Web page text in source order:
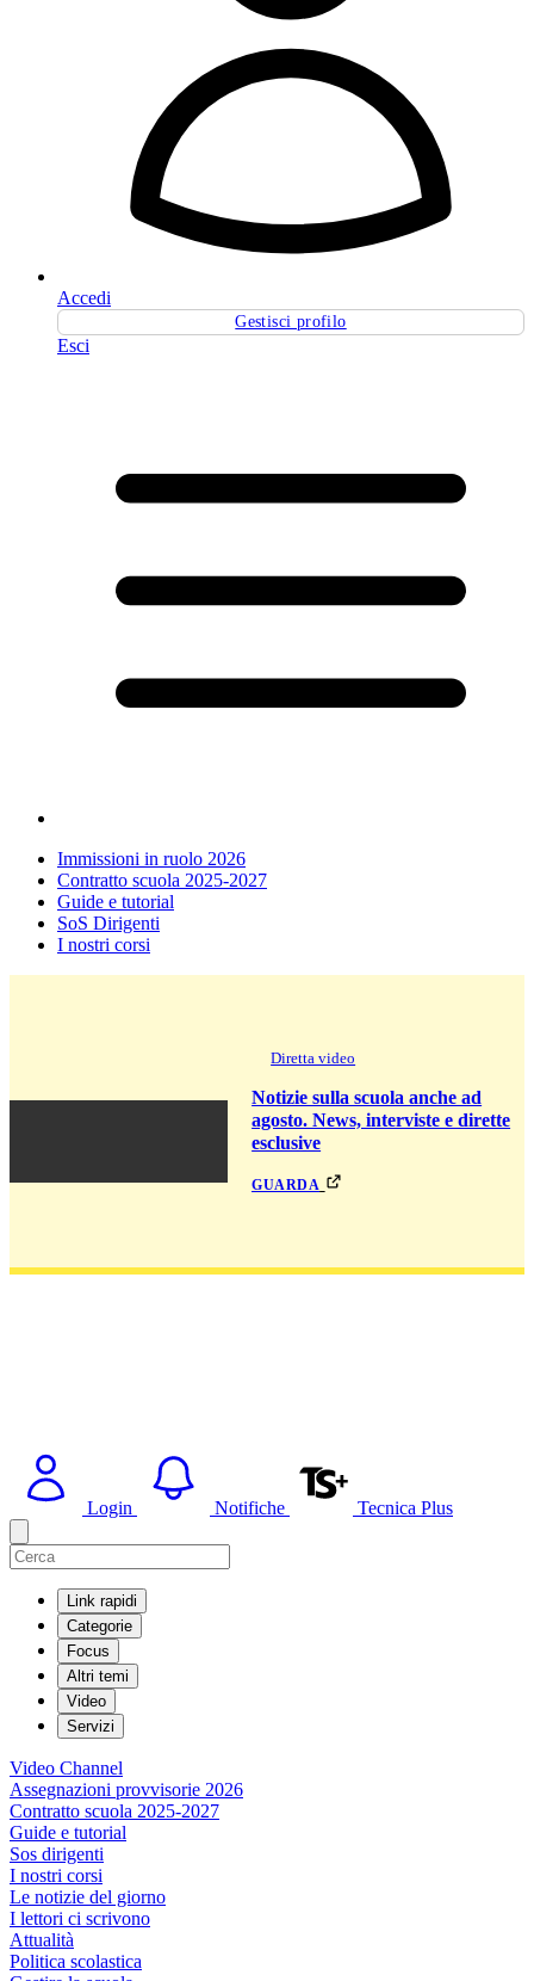
Accedi
Gestisci profilo
Esci
Immissioni in ruolo 2026
Contratto scuola 2025-2027
Guide e tutorial
SoS Dirigenti
I nostri corsi
Diretta video
Notizie sulla scuola anche ad
agosto. News, interviste e dirette
esclusive
guarda
Login Notifiche Tecnica Plus
Link rapidi
Categorie
Focus
Altri temi
Video
Servizi
Video Channel
Assegnazioni provvisorie 2026
Contratto scuola 2025-2027
Guide e tutorial
Sos dirigenti
I nostri corsi
Le notizie del giorno
I lettori ci scrivono
Attualità
Politica scolastica